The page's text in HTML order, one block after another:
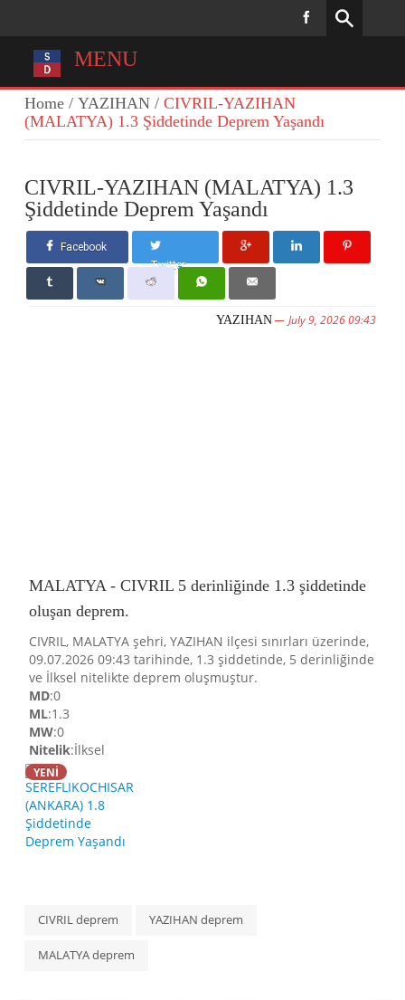
MENU
Home /YAZIHAN /CIVRIL-YAZIHAN
(MALATYA) 1.3 Şiddetinde Deprem Yaşandı
CIVRIL-YAZIHAN (MALATYA) 1.3
Şiddetinde Deprem Yaşandı
Facebook
Twitter
YAZIHAN July 9, 2026 09:43
MALATYA - CIVRIL 5 derinliğinde 1.3 şiddetinde
oluşan deprem.
CIVRIL, MALATYA şehri, YAZIHAN ilçesi sınırları üzerinde,
09.07.2026 09:43 tarihinde, 1.3 şiddetinde, 5 derinliğinde
ve İlksel nitelikte deprem oluşmuştur.
MD:0
ML:1.3
MW:0
Nitelik:İlksel
YENİ
CIVRIL deprem YAZIHAN deprem
MALATYA deprem